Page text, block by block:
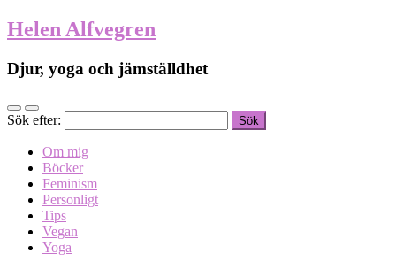
Helen Alfvegren
Djur, yoga och jämställdhet
Sök efter:
Om mig
Böcker
Feminism
Personligt
Tips
Vegan
Yoga